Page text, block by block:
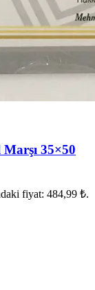
35×50
fiyat: 484,99 ₺.